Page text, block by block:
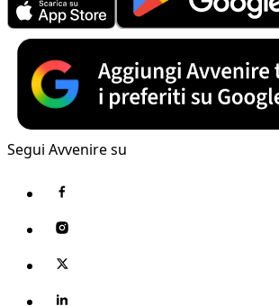
Segui Avvenire su